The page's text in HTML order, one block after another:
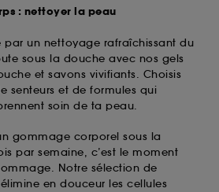
: nettoyer la peau
par un nettoyage rafraîchissant du
sous la douche avec nos gels
et savons vivifiants. Choisis
senteurs et de formules qui
soin de ta peau.
gommage corporel sous la
par semaine, c’est le moment
Notre sélection de
en douceur les cellules